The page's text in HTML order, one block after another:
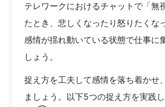
テレワークにおけるチャットで「無
たとき、悲しくなったり怒りたくな
感情が揺れ動いている状態で仕事に
しょう。
捉え方を工夫して感情を落ち着かせ
ましょう。以下5つの捉え方を実践し